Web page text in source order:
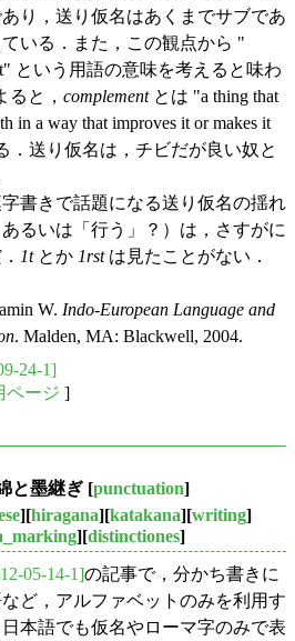
り，送り仮名はあくまでサブであ
いる．また，この観点から "
という用語の意味を考えると味わ
ると， complementとは "a thing that
in a way that improves it or makes it
．送り仮名は，チビだが良い奴と
書きで話題になる送り仮名の揺れ
るいは「行う」？）は，さすがに
1tとか 1rstは見たことがない．
W. Indo-European Language and
. Malden, MA: Blackwell, 2004.
24-1]
ページ ]
と墨継ぎ [punctuation]
][hiragana][katakana][writing]
][distinctiones]
05-14-1]の記事で，分かち書きに
ど，アルファベットのみを利用す
本語でも仮名やローマ字のみで表